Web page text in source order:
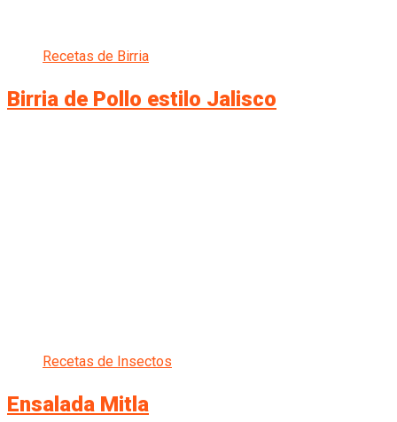
Recetas de Birria
Birria de Pollo estilo Jalisco
Recetas de Insectos
Ensalada Mitla